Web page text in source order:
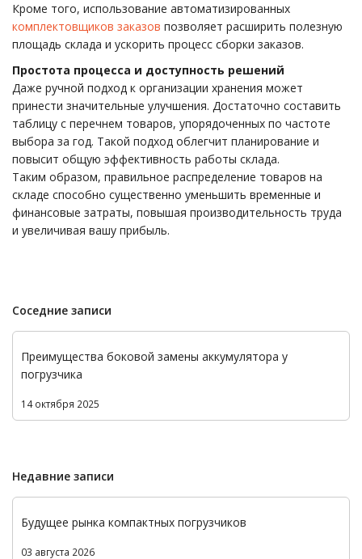
Кроме того, использование автоматизированных
комплектовщиков заказов позволяет расширить полезную
площадь склада и ускорить процесс сборки заказов.
Простота процесса и доступность решений
Даже ручной подход к организации хранения может
принести значительные улучшения. Достаточно составить
таблицу с перечнем товаров, упорядоченных по частоте
выбора за год. Такой подход облегчит планирование и
повысит общую эффективность работы склада.
Таким образом, правильное распределение товаров на
складе способно существенно уменьшить временные и
финансовые затраты, повышая производительность труда
и увеличивая вашу прибыль.
Соседние записи
Преимущества боковой замены аккумулятора у
погрузчика
14 октября 2025
Недавние записи
Будущее рынка компактных погрузчиков
03 августа 2026